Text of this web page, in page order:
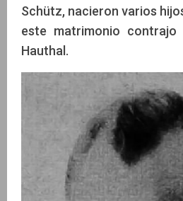
Schütz, nacieron varios
este matrimonio contrajo
Hauthal.